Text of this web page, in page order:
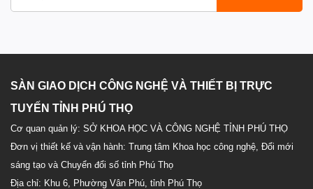
SÀN GIAO DỊCH CÔNG NGHỆ VÀ THIẾT BỊ TRỰC
TUYẾN TỈNH PHÚ THỌ
Cơ quan quản lý: SỞ KHOA HỌC VÀ CÔNG NGHỆ TỈNH PHÚ THỌ
Đơn vị thiết kế và vận hành: Trung tâm Khoa học công nghệ, Đổi mới
sáng tạo và Chuyển đổi số tỉnh Phú Thọ
Địa chỉ: Khu 6, Phường Vân Phú, tỉnh Phú Thọ